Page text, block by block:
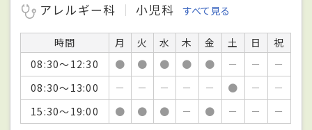
アレルギー科
小児科 すべて見る
時間 月 火 水 木 金 土 日
祝
08:30～12:30
● ● ● ● ● － －
－
08:30～13:00
－ － － － － ● －
－
15:30～19:00
● ● ● － ● － － －